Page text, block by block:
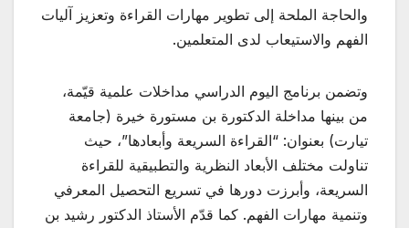
والحاجة الملحة إلى تطوير مهارات القراءة وتعزيز آليات
الفهم والاستيعاب لدى المتعلمين.
وتضمن برنامج اليوم الدراسي مداخلات علمية قيّمة،
من بينها مداخلة الدكتورة بن مستورة خيرة (جامعة
تيارت) بعنوان: “القراءة السريعة وأبعادها”، حيث
تناولت مختلف الأبعاد النظرية والتطبيقية للقراءة
السريعة، وأبرزت دورها في تسريع التحصيل المعرفي
وتنمية مهارات الفهم. كما قدّم الأستاذ الدكتور رشيد بن